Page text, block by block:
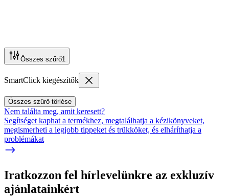
Összes szűrő1
SmartClick kiegészítők
Összes szűrő törlése
Nem találta meg, amit keresett?
Segítséget kaphat a termékhez, megtalálhatja a kézikönyveket,
megismerheti a legjobb tippeket és trükköket, és elháríthatja a
problémákat
Iratkozzon fel hírlevelünkre az exkluzív
ajánlatainkért​